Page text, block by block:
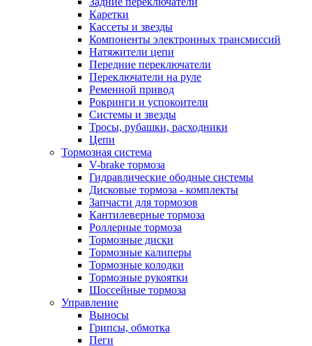
Каретки
Кассеты и звезды
Компоненты электронных трансмиссий
Натяжители цепи
Передние переключатели
Переключатели на руле
Ременной привод
Рокринги и успокоители
Системы и звезды
Тросы, рубашки, расходники
Цепи
Тормозная система
V-brake тормоза
Гидравлические ободные системы
Дисковые тормоза - комплекты
Запчасти для тормозов
Кантилеверные тормоза
Роллерные тормоза
Тормозные диски
Тормозные калиперы
Тормозные колодки
Тормозные рукоятки
Шоссейные тормоза
Управление
Выносы
Грипсы, обмотка
Пеги